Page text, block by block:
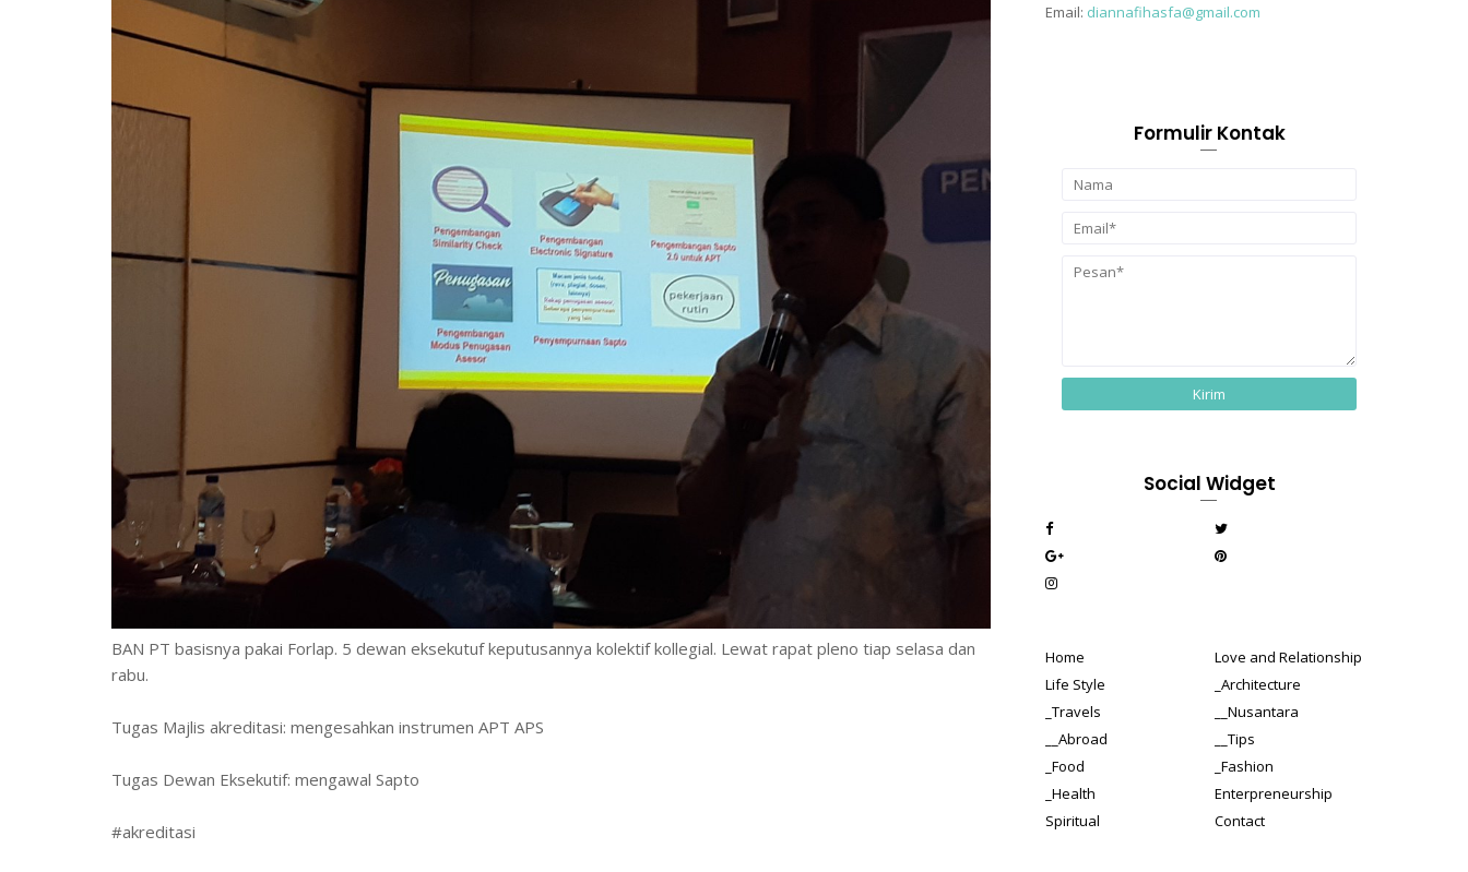
BAN PT basisnya pakai Forlap. 5 dewan eksekutuf keputusannya kolektif kollegial. Lewat rapat pleno tiap selasa dan
rabu.
Tugas Majlis akreditasi: mengesahkan instrumen APT APS
Tugas Dewan Eksekutif: mengawal Sapto
#akreditasi
Email: diannafihasfa@gmail.com
Formulir Kontak
Social Widget
Home
Love and Relationship
Life Style
_Architecture
_Travels
__Nusantara
__Abroad
__Tips
_Food
_Fashion
_Health
Enterpreneurship
Spiritual
Contact